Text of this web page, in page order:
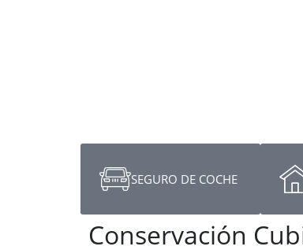
SEGURO DE COCHE
Conservación